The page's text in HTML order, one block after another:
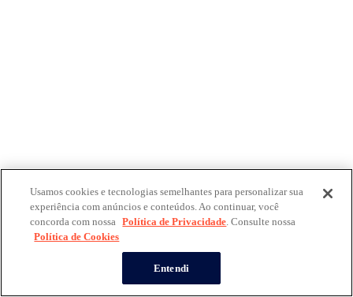
Usamos cookies e tecnologias semelhantes para personalizar sua
experiência com anúncios e conteúdos. Ao continuar, você
concorda com nossa Política de Privacidade. Consulte nossa
Política de Cookies
Entendi